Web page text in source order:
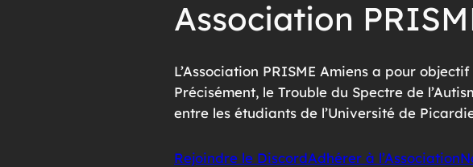
Association
L’Association PRISME Amiens a pour
Précisément, le Trouble du Spectre de
entre les étudiants de l’Université de
Rejoindre le DiscordAdhérer à l’Association